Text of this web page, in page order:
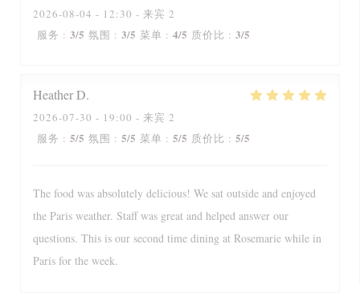
2026-08-04 - 12:30 - 来宾 2
服务 : 3/5 氛围 : 3/5 菜单 : 4/5 质价比 : 3/5
HeatherD
2026-07-30 - 19:00 - 来宾 2
服务 : 5/5 氛围 : 5/5 菜单 : 5/5 质价比 : 5/5
The food was absolutely delicious! We sat outside and enjoyed
the Paris weather. Staff was great and helped answer our
questions. This is our second time dining at Rosemarie while in
Paris for the week.